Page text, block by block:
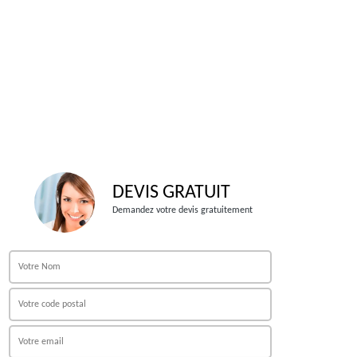
DEVIS GRATUIT
Demandez votre devis gratuitement